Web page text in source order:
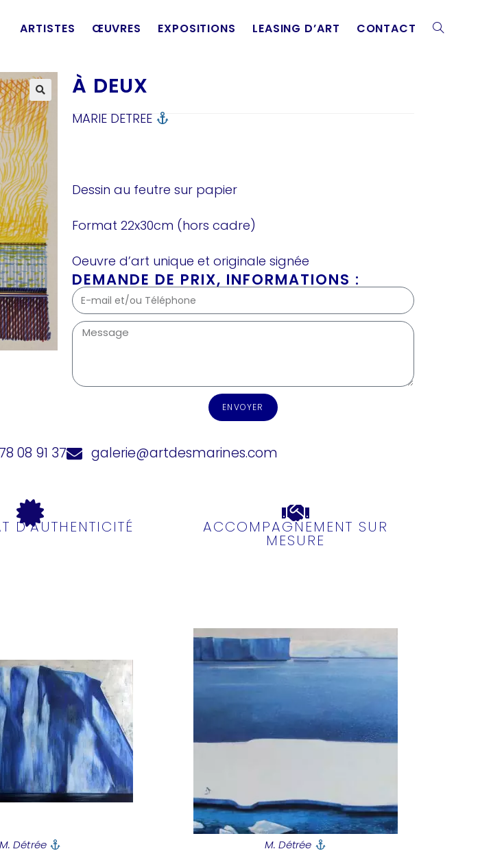
ARTISTES ŒUVRES EXPOSITIONS LEASING D’ART CONTACT
À DEUX
MARIE DETREE
Dessin au feutre sur papier
Format 22x30cm (hors cadre)
Oeuvre d’art unique et originale signée
DEMANDE DE PRIX, INFORMATIONS :
ENVOYER
08 91 37 galerie@artdesmarines.com
D'AUTHENTICITÉ ACCOMPAGNEMENT SUR
MESURE
M. Détrée
M. Détrée